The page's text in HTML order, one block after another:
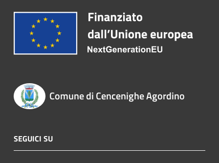
Comune di Cencenighe Agordino
SEGUICI SU